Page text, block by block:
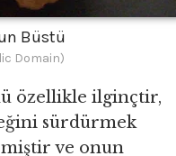
Büstü
Domain)
özellikle ilginçtir,
sürdürmek
ve onun